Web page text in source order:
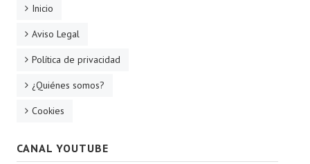
Inicio
Aviso Legal
Política de privacidad
¿Quiénes somos?
Cookies
CANAL YOUTUBE